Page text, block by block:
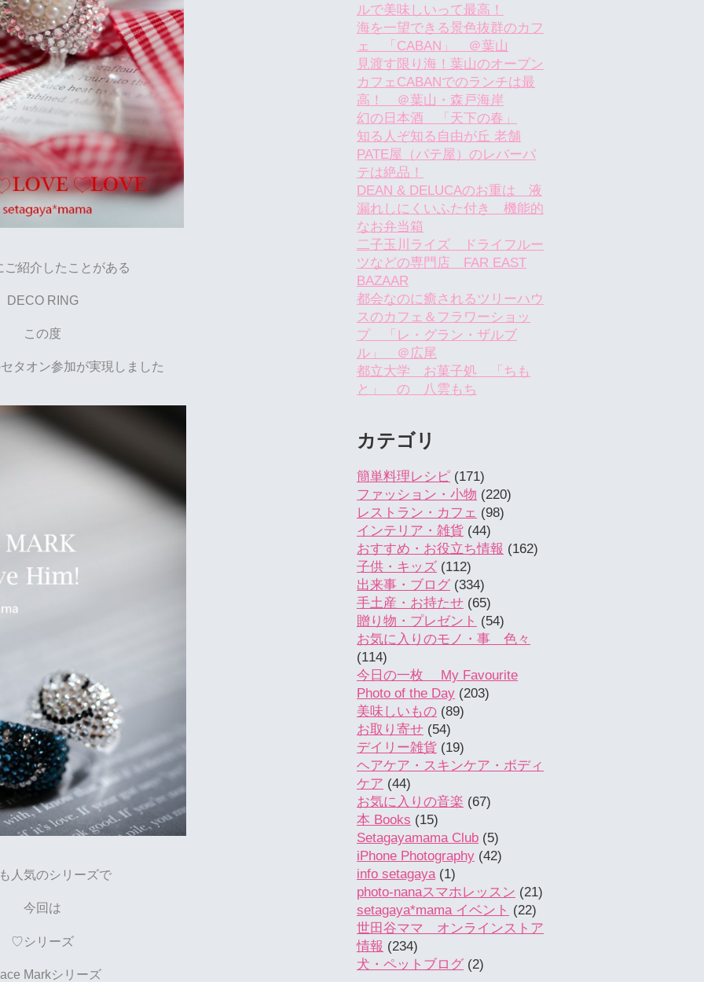
ご紹介したことがある
DECO RING
この度
タオン参加が実現しました
人気のシリーズで
今回は
♡シリーズ
Markシリーズ
ルで美味しいって最高！
海を一望できる景色抜群のカフ
ェ 「CABAN」 ＠葉山
見渡す限り海！葉山のオープン
カフェCABANでのランチは最
高！ ＠葉山・森戸海岸
幻の日本酒 「天下の春」
知る人ぞ知る自由が丘 老舗
PATE屋（パテ屋）のレバーパ
テは絶品！
DEAN & DELUCAのお重は 液
漏れしにくいふた付き 機能的
なお弁当箱
二子玉川ライズ ドライフルー
ツなどの専門店 FAR EAST
BAZAAR
都会なのに癒されるツリーハウ
スのカフェ＆フラワーショッ
プ 「レ・グラン・ザルブ
ル」 ＠広尾
都立大学 お菓子処 「ちも
と」 の 八雲もち
カテゴリ
簡単料理レシピ (171)
ファッション・小物 (220)
レストラン・カフェ (98)
インテリア・雑貨 (44)
おすすめ・お役立ち情報 (162)
子供・キッズ (112)
出来事・ブログ (334)
手土産・お持たせ (65)
贈り物・プレゼント (54)
お気に入りのモノ・事 色々
(114)
今日の一枚 My Favourite
Photo of the Day (203)
美味しいもの (89)
お取り寄せ (54)
デイリー雑貨 (19)
ヘアケア・スキンケア・ボディ
ケア (44)
お気に入りの音楽 (67)
本 Books (15)
Setagayamama Club (5)
iPhone Photography (42)
info setagaya(1)
photo-nanaスマホレッスン (21)
setagaya*mama イベント (22)
世田谷ママ オンラインストア
情報 (234)
犬・ペットブログ (2)